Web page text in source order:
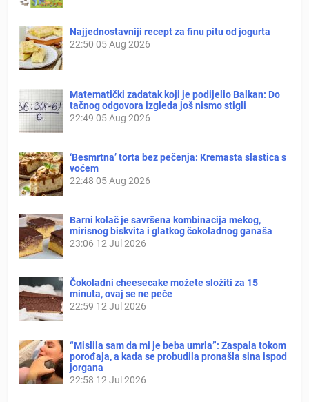
Najjednostavniji recept za finu pitu od jogurta
22:50 05 Aug 2026
Matematički zadatak koji je podijelio Balkan: Do
tačnog odgovora izgleda još nismo stigli
22:49 05 Aug 2026
‘Besmrtna’ torta bez pečenja: Kremasta slastica s
voćem
22:48 05 Aug 2026
Barni kolač je savršena kombinacija mekog,
mirisnog biskvita i glatkog čokoladnog ganaša
23:06 12 Jul 2026
Čokoladni cheesecake možete složiti za 15
minuta, ovaj se ne peče
22:59 12 Jul 2026
“Mislila sam da mi je beba umrla”: Zaspala tokom
porođaja, a kada se probudila pronašla sina ispod
jorgana
22:58 12 Jul 2026